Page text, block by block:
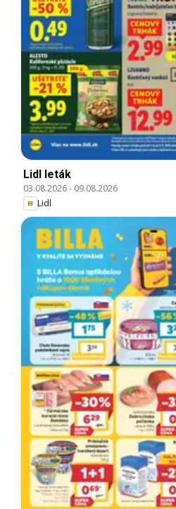
Lidl leták
03.08.2026- 09.08.2026
Lidl